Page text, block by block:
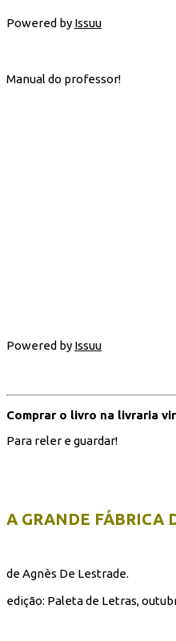
Powered by Issuu
Manual do professor!
Powered by Issuu
Comprar o livro na livraria
Para reler e guardar!
A GRANDE FÁBRICA
de Agnès De Lestrade.
edição: Paleta de Letras,